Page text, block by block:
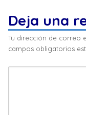
Deja una
Tu dirección de correo
campos obligatorios